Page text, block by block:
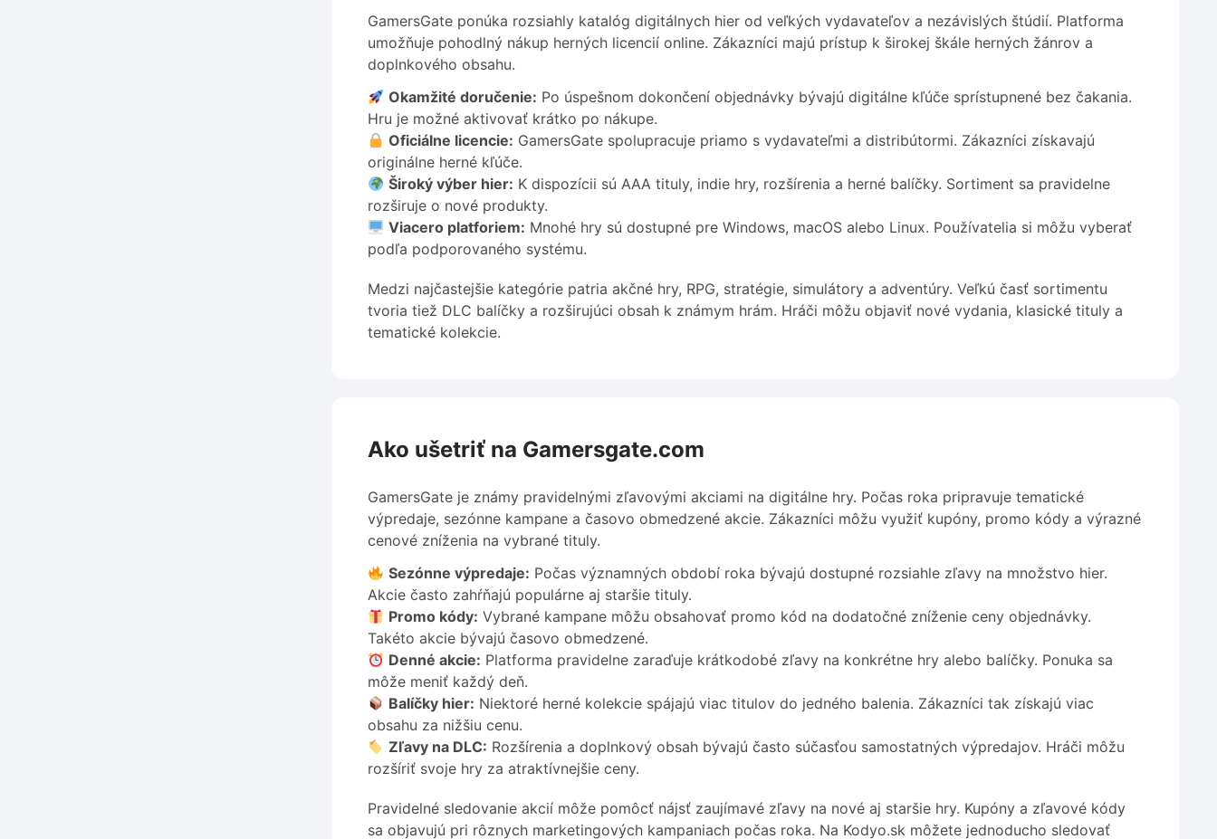
GamersGate ponúka rozsiahly katalóg digitálnych hier od veľkých vydavateľov a nezávislých štúdií. Platforma
umožňuje pohodlný nákup herných licencií online. Zákazníci majú prístup k širokej škále herných žánrov a
doplnkového obsahu.
Okamžité doručenie: Po úspešnom dokončení objednávky bývajú digitálne kľúče sprístupnené bez čakania.
Hru je možné aktivovať krátko po nákupe.
Oficiálne licencie: GamersGate spolupracuje priamo s vydavateľmi a distribútormi. Zákazníci získavajú
originálne herné kľúče.
Široký výber hier: K dispozícii sú AAA tituly, indie hry, rozšírenia a herné balíčky. Sortiment sa pravidelne
rozširuje o nové produkty.
Viacero platforiem: Mnohé hry sú dostupné pre Windows, macOS alebo Linux. Používatelia si môžu vyberať
podľa podporovaného systému.
Medzi najčastejšie kategórie patria akčné hry, RPG, stratégie, simulátory a adventúry. Veľkú časť sortimentu
tvoria tiež DLC balíčky a rozširujúci obsah k známym hrám. Hráči môžu objaviť nové vydania, klasické tituly a
tematické kolekcie.
Ako ušetriť na Gamersgate.com
GamersGate je známy pravidelnými zľavovými akciami na digitálne hry. Počas roka pripravuje tematické
výpredaje, sezónne kampane a časovo obmedzené akcie. Zákazníci môžu využiť kupóny, promo kódy a výrazné
cenové zníženia na vybrané tituly.
Sezónne výpredaje: Počas významných období roka bývajú dostupné rozsiahle zľavy na množstvo hier.
Akcie často zahŕňajú populárne aj staršie tituly.
Promo kódy: Vybrané kampane môžu obsahovať promo kód na dodatočné zníženie ceny objednávky.
Takéto akcie bývajú časovo obmedzené.
Denné akcie: Platforma pravidelne zaraďuje krátkodobé zľavy na konkrétne hry alebo balíčky. Ponuka sa
môže meniť každý deň.
Balíčky hier: Niektoré herné kolekcie spájajú viac titulov do jedného balenia. Zákazníci tak získajú viac
obsahu za nižšiu cenu.
Zľavy na DLC: Rozšírenia a doplnkový obsah bývajú často súčasťou samostatných výpredajov. Hráči môžu
rozšíriť svoje hry za atraktívnejšie ceny.
Pravidelné sledovanie akcií môže pomôcť nájsť zaujímavé zľavy na nové aj staršie hry. Kupóny a zľavové kódy
sa objavujú pri rôznych marketingových kampaniach počas roka. Na Kodyo.sk môžete jednoducho sledovať